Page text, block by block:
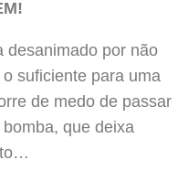
desanimado por não
suficiente para uma
de medo de passar
que deixa